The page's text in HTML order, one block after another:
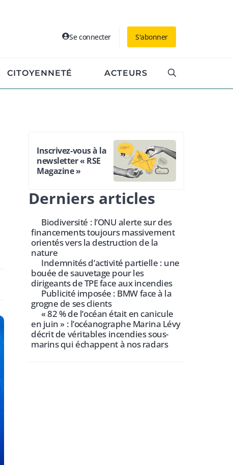
Se connecter S'abonner
CITOYENNETÉ ACTEURS
Inscrivez-vous à la
newsletter « RSE
Magazine »
Derniers articles
Biodiversité : l’ONU alerte sur des
financements toujours massivement
orientés vers la destruction de la
nature
Indemnités d’activité partielle : une
bouée de sauvetage pour les
dirigeants de TPE face aux incendies
Publicité imposée : BMW face à la
grogne de ses clients
« 82 % de l’océan était en canicule
en juin » : l’océanographe Marina Lévy
décrit de véritables incendies sous-
marins qui échappent à nos radars